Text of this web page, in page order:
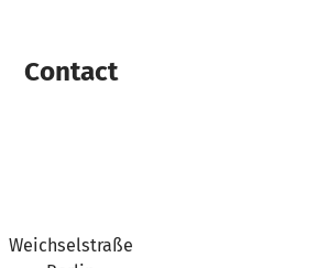
Contact
Weichselstraße